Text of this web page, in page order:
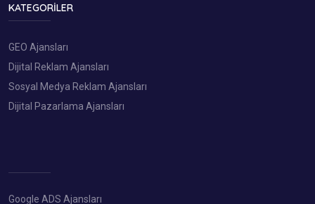
KATEGORILER
GEO Ajansları
Dijital Reklam Ajansları
Sosyal Medya Reklam Ajansları
Dijital Pazarlama Ajansları
Google ADS Ajansları